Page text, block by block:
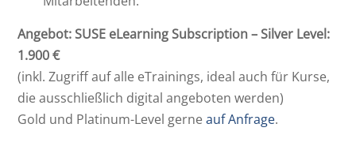
Angebot: SUSE eLearning Subscription – Silver Level:
1.900 €
(inkl. Zugriff auf alle eTrainings, ideal auch für Kurse,
die ausschließlich digital angeboten werden)
Gold und Platinum-Level gerneauf Anfrage.